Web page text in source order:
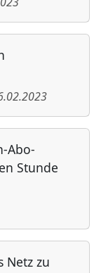
Abo-
Stunde
Netz zu